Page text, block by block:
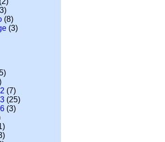
(8)
(3)
(7)
(25)
(3)